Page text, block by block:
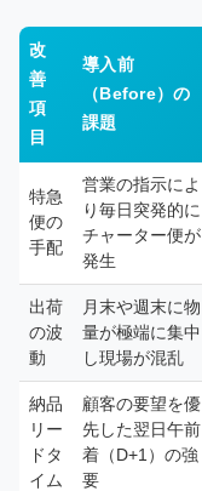
改
善
項
目
導入前
（Before）の
課題
特急
便の
手配
営業の指示によ
り毎日突発的に
チャーター便が
発生
出荷
の波
動
月末や週末に物
量が極端に集中
し現場が混乱
納品
リー
ドタ
イム
顧客の要望を優
先した翌日午前
着（D+1）の強
要